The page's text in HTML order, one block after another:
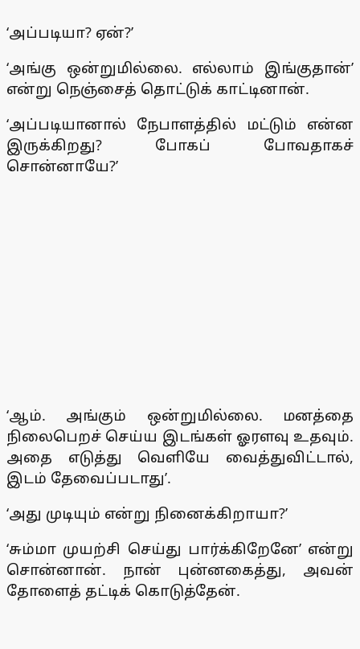
‘அப்படியா? ஏன்?’
‘அங்கு ஒன்றுமில்லை. எல்லாம் இங்குதான்’
என்று நெஞ்சைத் தொட்டுக் காட்டினான்.
‘அப்படியானால் நேபாளத்தில் மட்டும் என்ன
இருக்கிறது? போகப் போவதாகச்
சொன்னாயே?’
‘ஆம். அங்கும் ஒன்றுமில்லை. மனத்தை
நிலைபெறச் செய்ய இடங்கள் ஓரளவு உதவும்.
அதை எடுத்து வெளியே வைத்துவிட்டால்,
இடம் தேவைப்படாது’.
‘அது முடியும் என்று நினைக்கிறாயா?’
‘சும்மா முயற்சி செய்து பார்க்கிறேனே’ என்று
சொன்னான். நான் புன்னகைத்து, அவன்
தோளைத் தட்டிக் கொடுத்தேன்.